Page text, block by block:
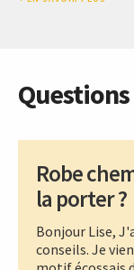
Robe
la porter ?
Bonjour Lise,
conseils. Je